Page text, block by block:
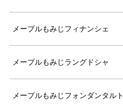
メープルもみじフィナンシェ
メープルもみじラングドシャ
メープルもみじフォンダンタルト